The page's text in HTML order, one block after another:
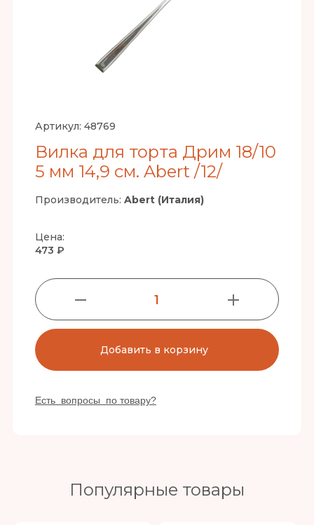
Артикул: 48769
Вилка для торта Дрим 18/10
5 мм 14,9 см. Abert /12/
Производитель: Abert (Италия)
Цена:
473 ₽
1
Добавить в корзину
Есть вопросы по товару?
Популярные товары